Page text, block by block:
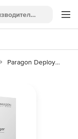
Paragon Deployment Manager